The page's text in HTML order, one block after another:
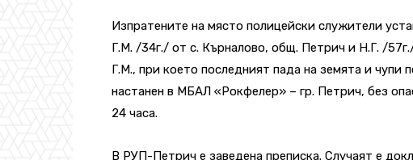
Изпратените на място полицейски служители
Г.М. /34г./ от с. Кърналово, общ. Петрич и Н.Г. /
Г.М., при което последният пада на земята и чупи
настанен в МБАЛ «Рокфелер» – гр. Петрич, без
24 часа.
В РУП-Петрич е заведена преписка. Случаят е